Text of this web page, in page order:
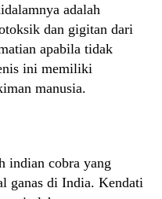
adalah
dan gigitan dari
apabila tidak
ini memiliki
manusia.
indian cobra yang
ganas di India. Kendati